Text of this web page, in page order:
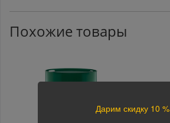
Похожие товары
Дарим скидку 10 %